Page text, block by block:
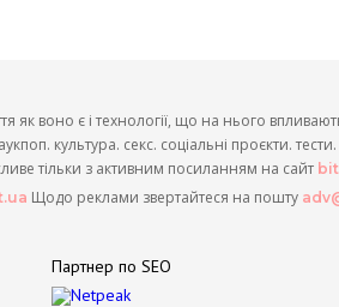
як воно є і технології, що на нього
культура. секс. соціальні проєкти.
тільки з активним посиланням на сайт
Щодо реклами звертайтеся на пошту
Партнер по SEO